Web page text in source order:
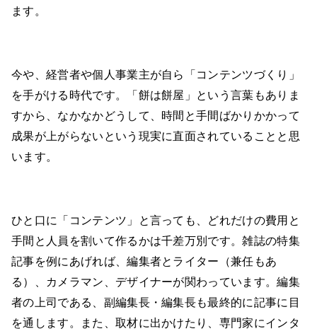
ます。
今や、経営者や個人事業主が自ら「コンテンツづくり」
を手がける時代です。「餅は餅屋」という言葉もありま
すから、なかなかどうして、時間と手間ばかりかかって
成果が上がらないという現実に直面されていることと思
います。
ひと口に「コンテンツ」と言っても、どれだけの費用と
手間と人員を割いて作るかは千差万別です。雑誌の特集
記事を例にあげれば、編集者とライター（兼任もあ
る）、カメラマン、デザイナーが関わっています。編集
者の上司である、副編集長・編集長も最終的に記事に目
を通します。また、取材に出かけたり、専門家にインタ